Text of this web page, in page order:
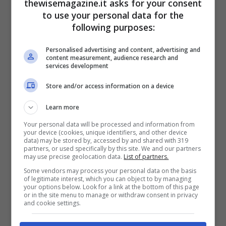
Una foto di Amedy Coulibaly, che assaltò l’Hyper Cacher
di Parigi nel 2015.
Un altro importante luogo di reclutamento
è il carcere, dove la marginalizzazione
degli individui tocca probabilmente il suo
apice. Uno degli esempi più forti in tal
thewisemagazine.it asks for your consent
to use your personal data for the
following purposes:
Personalised advertising and content, advertising and
content measurement, audience research and
services development
Store and/or access information on a device
Learn more
Your personal data will be processed and information from
your device (cookies, unique identifiers, and other device
data) may be stored by, accessed by and shared with 319
partners, or used specifically by this site. We and our partners
may use precise geolocation data. List of partners.
Some vendors may process your personal data on the basis
of legitimate interest, which you can object to by managing
your options below. Look for a link at the bottom of this page
or in the site menu to manage or withdraw consent in privacy
and cookie settings.